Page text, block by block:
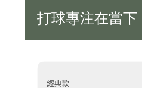
打球專注在當下